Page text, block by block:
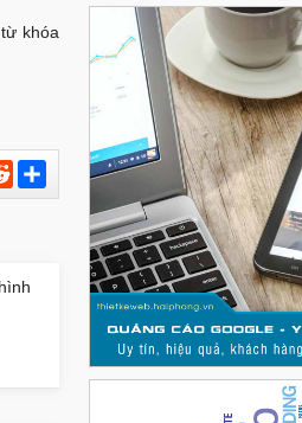
khóa
RedditChia
sẻ